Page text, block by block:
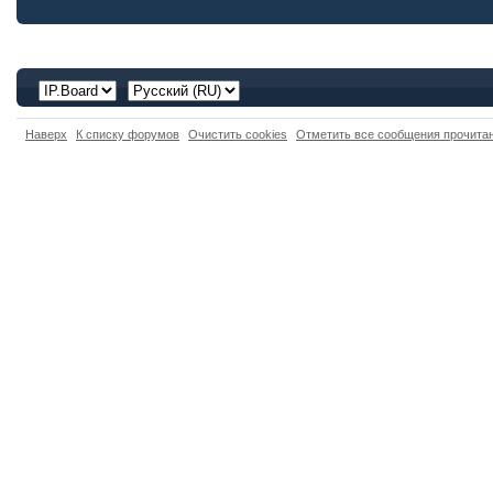
Наверх К списку форумов Очистить cookies Отметить все сообщения